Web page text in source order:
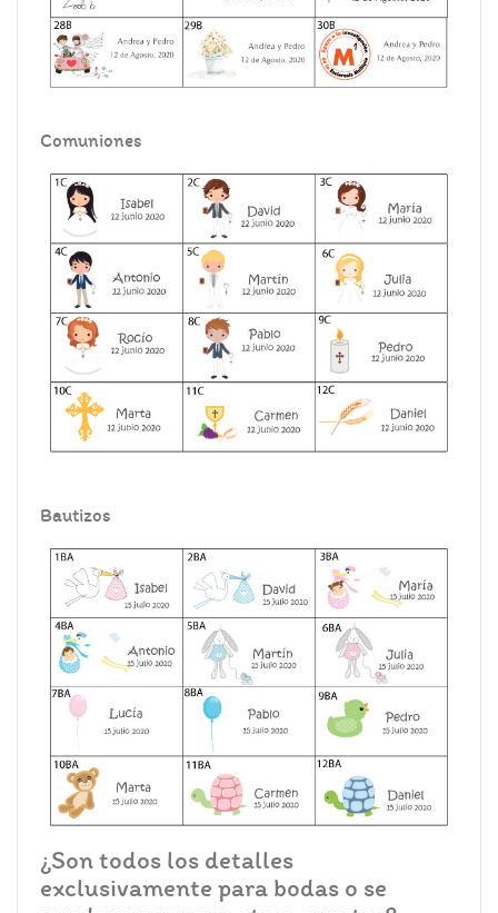
Comuniones
Bautizos
¿Son todos los detalles
exclusivamente para bodas o se